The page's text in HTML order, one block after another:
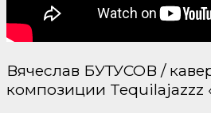
Вячеслав БУТУСОВ /
композиции Tequilajazzz